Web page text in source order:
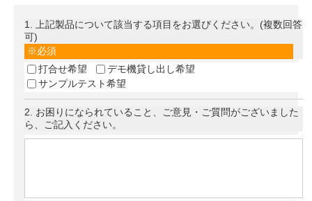
1
. 上記製品について該当する項目をお選びください。(複数回答
可)
必須
打合せ希望
デモ機貸し出し希望
サンプルテスト希望
2 . お困りになられていること、ご意見・ご質問がございました
ら、ご記入ください。